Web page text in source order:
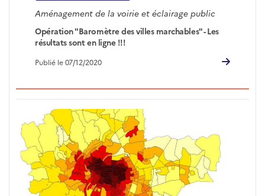
Aménagement de la voirie et éclairage public
Opération "Baromètre des villes marchables" - Les
résultats sont en ligne !!!
Publié le 07/12/2020